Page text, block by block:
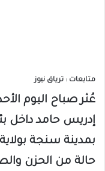
متابعات : ترياق نيوز
عُثر صباح اليوم
إدريس حامد داخل
بمدينة سنجة
حالة من الحزن